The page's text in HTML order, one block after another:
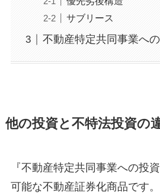
サブリース
不動産特定共同事業へ
他の投資と不特法投資の
『不動産特定共同事業への投
可能な不動産証券化商品です。